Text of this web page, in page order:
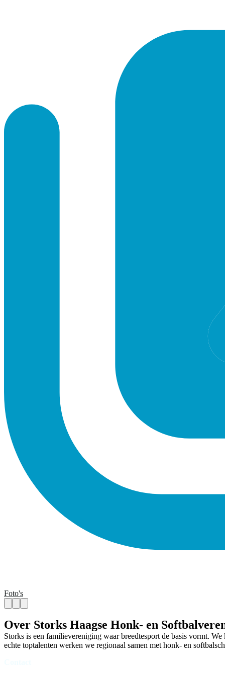
Foto's
Over Storks Haagse Honk- en
Storks is een familievereniging waar breedtesport de basis vormt.
echte toptalenten werken we regionaal samen met honk- en